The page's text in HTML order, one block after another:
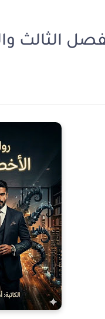
والعشرون 23